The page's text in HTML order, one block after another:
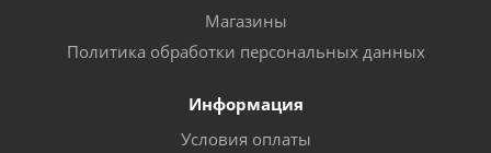
Магазины
Политика обработки персональных данных
Информация
Условия оплаты